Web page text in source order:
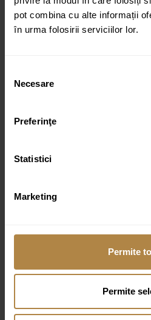
pot combina cu alte informații
în urma folosirii serviciilor lor.
consimțământului
Necesare
Preferinţe
Statistici
Marketing
Permite
Permite
Baterie pentru lavoar cu